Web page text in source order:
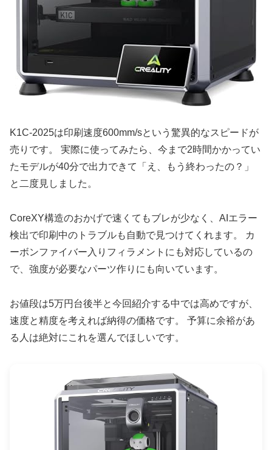
K1C-2025は印刷速度600mm/sという驚異的なスピードが
売りです。 実際に使ってみたら、今まで2時間かかってい
たモデルが40分で出力できて「え、もう終わったの？」
と二度見しました。
CoreXY構造のおかげで速くてもブレが少なく、AIエラー
検出で印刷中のトラブルも自動で見つけてくれます。 カ
ーボンファイバー入りフィラメントにも対応しているの
で、強度が必要なパーツ作りにも向いています。
お値段は5万円台後半と今回紹介する中では高めですが、
速度と精度を考えれば納得の価格です。 予算に余裕があ
る人は絶対にこれを選んでほしいです。